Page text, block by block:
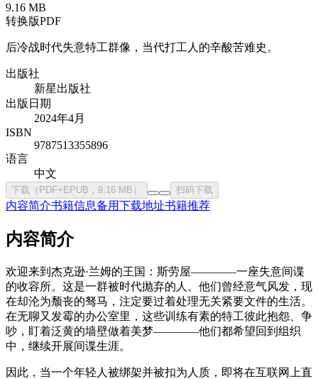
9.16 MB
转换版PDF
后冷战时代失意特工群像，当代打工人的辛酸苦难史。
出版社
新星出版社
出版日期
2024年4月
ISBN
9787513355896
语言
中文
下载（PDF+EPUB，9.16 MB） 扫码下载
内容简介书籍信息备用下载地址书籍推荐
内容简介
欢迎来到杰克逊·兰姆的王国：斯劳屋————一座失意间谍
的收容所。这是一群被时代抛弃的人。他们曾经意气风发，现
在却沦为颓丧的驽马，注定要过着处理无关紧要文件的生活。
在无聊又发霉的办公室里，这些训练有素的特工彼此抱怨、争
吵，盯着泛黄的墙壁做着美梦————他们都希望回到组织
中，继续开展间谍生涯。
因此，当一个年轻人被绑架并被扣为人质，即将在互联网上直